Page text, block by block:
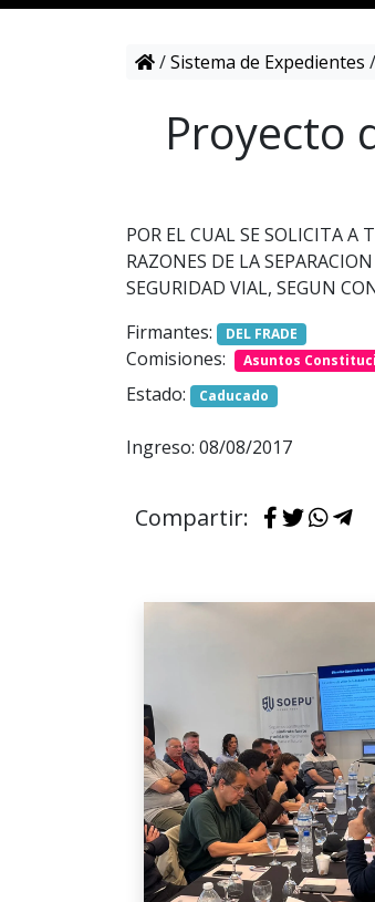
/Sistema de Expedientes /
Proyecto
POR EL CUAL SE SOLICITA A
RAZONES DE LA
SEGURIDAD VIAL, SEGUN
Firmantes:
DEL FRADE
Comisiones: Asuntos
Estado: Caducado
Ingreso: 08/08/2017
Compartir: